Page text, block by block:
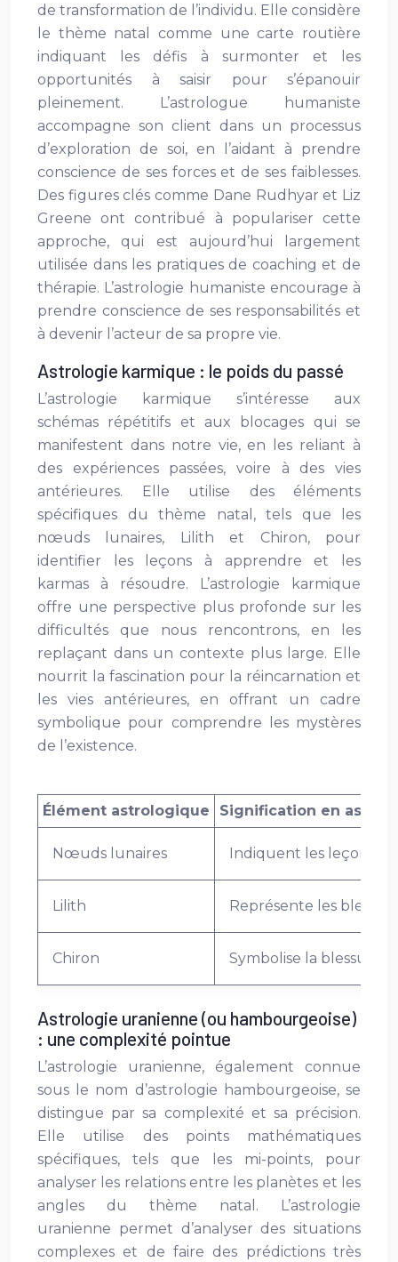
de transformation de l’individu. Elle considère
le thème natal comme une carte routière
indiquant les défis à surmonter et les
opportunités à saisir pour s’épanouir
pleinement. L’astrologue humaniste
accompagne son client dans un processus
d’exploration de soi, en l’aidant à prendre
conscience de ses forces et de ses faiblesses.
Des figures clés comme Dane Rudhyar et Liz
Greene ont contribué à populariser cette
approche, qui est aujourd’hui largement
utilisée dans les pratiques de coaching et de
thérapie. L’astrologie humaniste encourage à
prendre conscience de ses responsabilités et
à devenir l’acteur de sa propre vie.
Astrologie karmique : le poids du passé
L’astrologie karmique s’intéresse aux
schémas répétitifs et aux blocages qui se
manifestent dans notre vie, en les reliant à
des expériences passées, voire à des vies
antérieures. Elle utilise des éléments
spécifiques du thème natal, tels que les
nœuds lunaires, Lilith et Chiron, pour
identifier les leçons à apprendre et les
karmas à résoudre. L’astrologie karmique
offre une perspective plus profonde sur les
difficultés que nous rencontrons, en les
replaçant dans un contexte plus large. Elle
nourrit la fascination pour la réincarnation et
les vies antérieures, en offrant un cadre
symbolique pour comprendre les mystères
de l’existence.
Élément astrologique Signification en
Nœuds lunaires Indiquent les leçons à
Lilith Représente les
Chiron Symbolise la blessure
Astrologie uranienne (ou hambourgeoise)
: une complexité pointue
L’astrologie uranienne, également connue
sous le nom d’astrologie hambourgeoise, se
distingue par sa complexité et sa précision.
Elle utilise des points mathématiques
spécifiques, tels que les mi-points, pour
analyser les relations entre les planètes et les
angles du thème natal. L’astrologie
uranienne permet d’analyser des situations
complexes et de faire des prédictions très